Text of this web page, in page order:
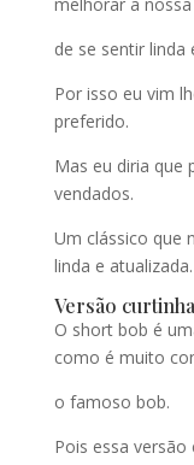
melhorar a
de se sentir linda
Por isso eu vim
preferido.
Mas eu diria que
vendados.
Um clássico que
linda e atualizada.
Versão
O short bob é
como é muito
o famoso bob.
Pois essa